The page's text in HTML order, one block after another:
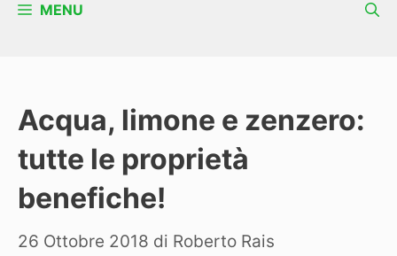
MENU
Acqua, limone e zenzero:
tutte le proprietà
benefiche!
26 Ottobre 2018 di Roberto Rais